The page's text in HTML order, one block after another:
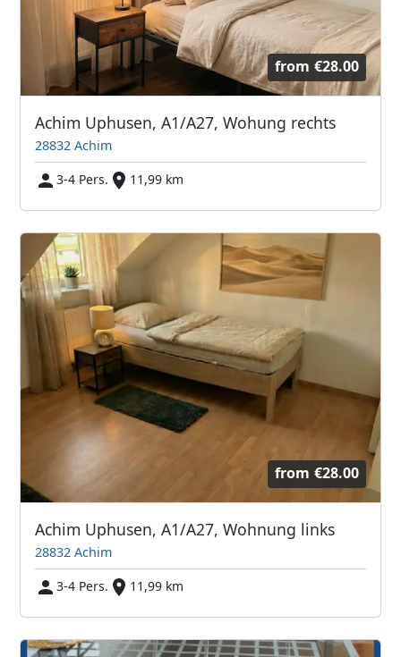
from €28.00
Achim Uphusen, A1/A27, Wohung rechts
28832 Achim
3-4 Pers.
11,99 km
from €28.00
Achim Uphusen, A1/A27, Wohnung links
28832 Achim
3-4 Pers.
11,99 km